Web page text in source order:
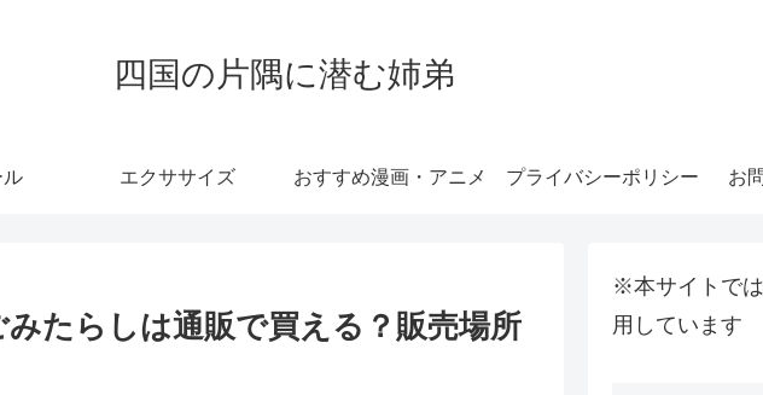
四国の片隅に潜む姉弟
ル エクササイズ おすすめ漫画・アニメ プライバシーポリシー お
たらしは通販で買える？販売場所
※本サイトで
用しています